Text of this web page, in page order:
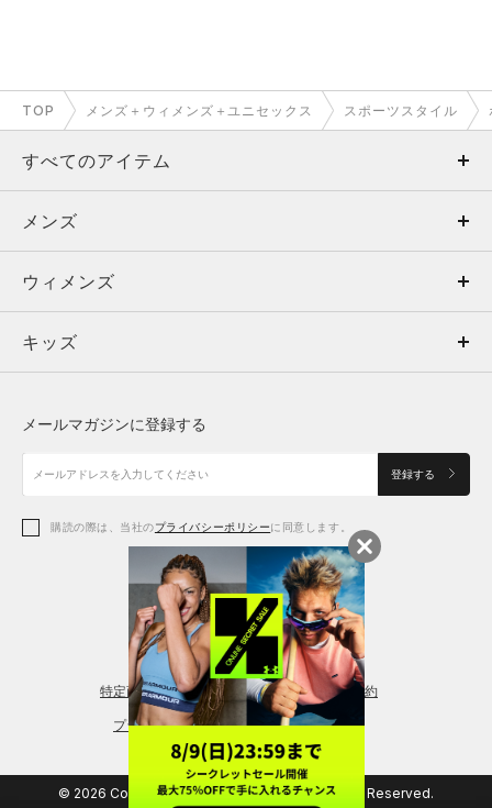
TOP メンズ＋ウィメンズ＋ユニセックス スポーツスタイル
すべてのアイテム
メンズ
ウィメンズ
キッズ
アクセサリー
メンズ
トップス
ボトムス
アクセサリー
ウィメンズ
トップス
シューズ
アクセサリー
レギンス＆タイツ
キッズ
シューズ
メールマガジンに登録する
登録する
購読の際は、当社のプライバシーポリシーに同意します。
特定商取引法に基づく通販の表記 会員規約
プライバシーポリシー
© 2026 Copyright DOME Corporation. All Rights Reserved.